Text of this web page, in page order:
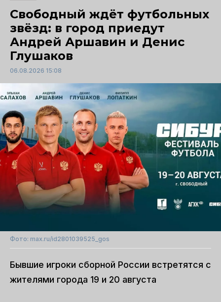
Свободный ждёт футбольных
звёзд: в город приедут
Андрей Аршавин и Денис
Глушаков
06.08.2026 15:08
Фото: max.ru/id2801039525_gos
Бывшие игроки сборной России встретятся с
жителями города 19 и 20 августа